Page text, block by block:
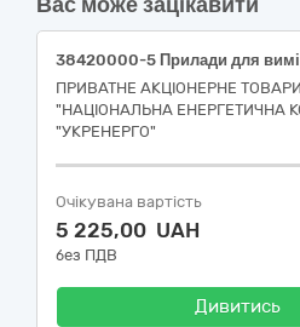
ПРИВАТНЕ АКЦІОНЕРНЕ
"НАЦІОНАЛЬНА ЕНЕРГЕТИЧНА
"УКРЕНЕРГО"
Очікувана вартість
5 225,00 UAH
без ПДВ
Дивитись